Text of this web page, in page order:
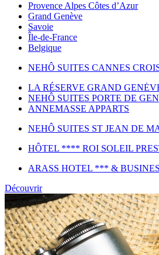
Provence Alpes Côtes d’Azur
Grand Genève
Savoie
Île-de-France
Belgique
NEHÔ SUITES CANNES
LA RÉSERVE GRAND
NEHÔ SUITES PORTE DE
ANNEMASSE APPARTS
NEHÔ SUITES ST JEAN DE
HÔTEL **** ROI SOLEIL
ARASS HOTEL *** &
Découvrir